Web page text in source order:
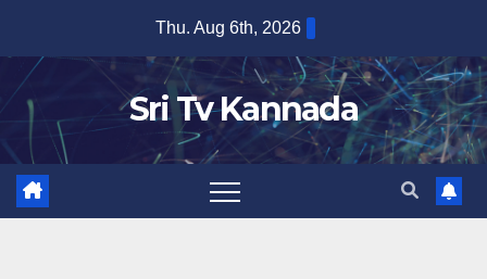
content
Thu. Aug 6th, 2026
Sri Tv Kannada